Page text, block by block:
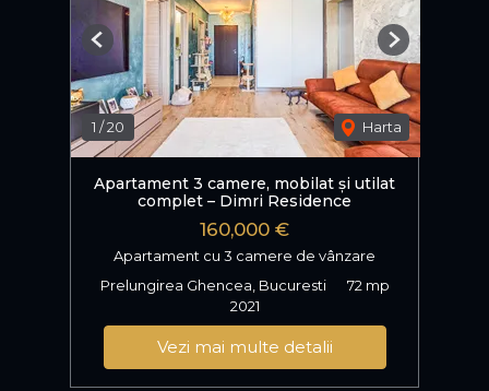
1 /20 Harta
Previous Next
Apartament 3 camere, mobilat și utilat
complet – Dimri Residence
160,000 €
Apartament cu 3 camere de vânzare
Prelungirea Ghencea, Bucuresti
72 mp
2021
Vezi mai multe detalii